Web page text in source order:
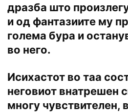
дразба што
и од фантазиите му
голема бура и
во него.
Исихастот во таа
неговиот внатрешен
многу чувствителен,